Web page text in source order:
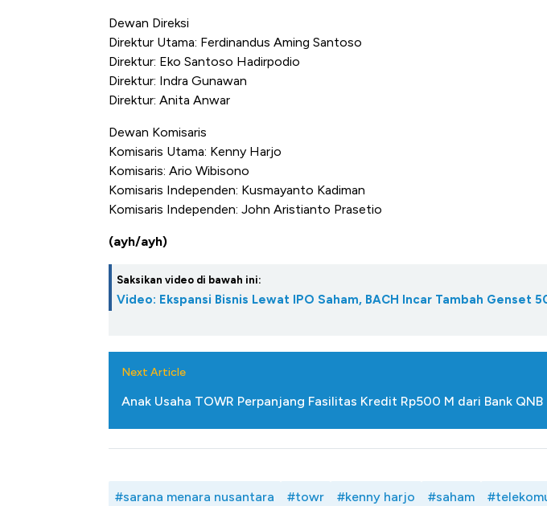
Dewan Direksi
Direktur Utama: Ferdinandus Aming Santoso
Direktur: Eko Santoso Hadirpodio
Direktur: Indra Gunawan
Direktur: Anita Anwar
Dewan Komisaris
Komisaris Utama: Kenny Harjo
Komisaris: Ario Wibisono
Komisaris Independen: Kusmayanto Kadiman
Komisaris Independen: John Aristianto Prasetio
(ayh/ayh)
Saksikan video di bawah ini:
Video: Ekspansi Bisnis Lewat IPO Saham, BACH Incar Tambah Genset
Next Article
Anak Usaha TOWR Perpanjang Fasilitas Kredit Rp500 M dari Bank QNB
#sarana menara nusantara #towr #kenny harjo #saham